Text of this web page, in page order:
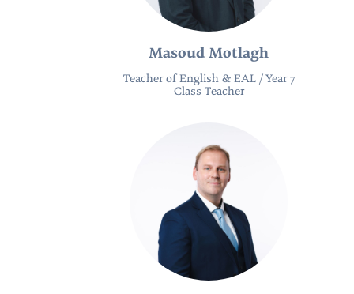
Masoud Motlagh
Teacher of English & EAL / Year 7
Class Teacher